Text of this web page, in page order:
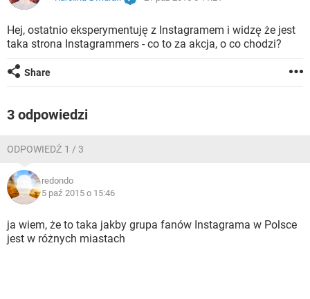
INSTAGRAM
WINDOWS 10
INSTAGRAM FACEBOOK
WINDOWS 10
COVID-19
GRY WHATSAPP
INSTAGRAM
Hej, ostatnio eksperymentuję z Instagramem i widzę że jest
taka strona Instagrammers - co to za akcja, o co chodzi?
Share
3 odpowiedzi
ODPOWIEDŹ 1 / 3
redondo
5 paź 2015 o 15:46
ja wiem, że to taka jakby grupa fanów Instagrama w Polsce
jest w różnych miastach